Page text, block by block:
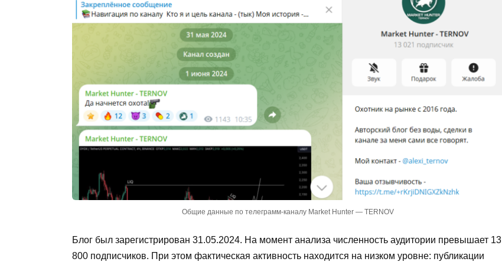
Общие данные по телеграмм-каналу Market Hunter — TERNOV
Блог был зарегистрирован 31.05.2024. На момент анализа численность аудитории превышает 13
800 подписчиков. При этом фактическая активность находится на низком уровне: публикации